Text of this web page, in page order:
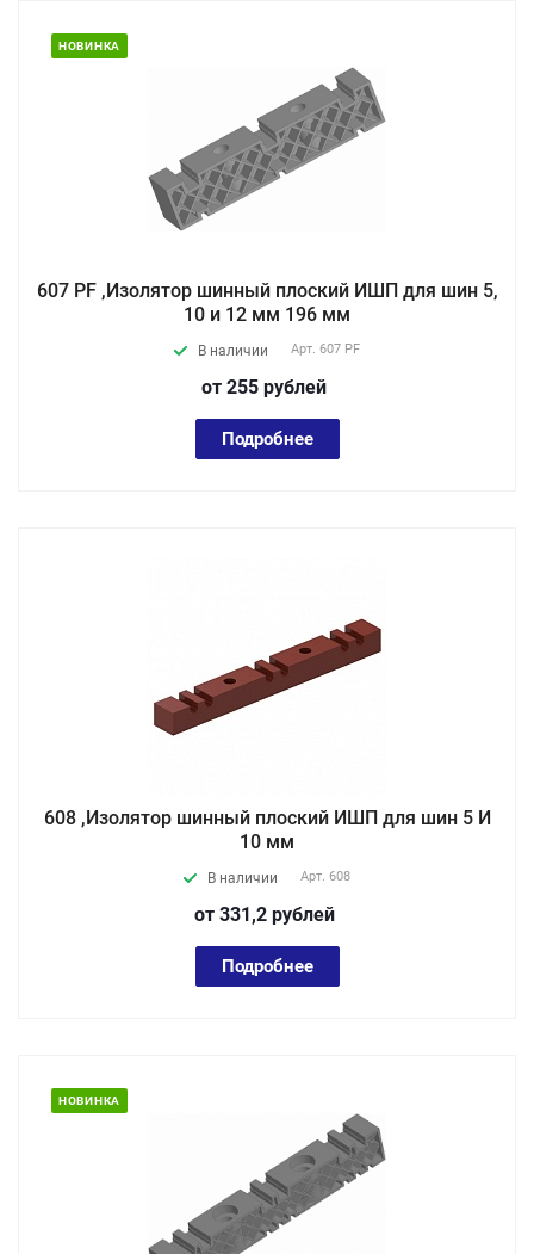
НОВИНКА
607 PF ,Изолятор шинный плоский ИШП для шин 5,
10 и 12 мм 196 мм
В наличии Арт. 607 PF
от 255 рублей
Подробнее
608 ,Изолятор шинный плоский ИШП для шин 5 И
10 мм
В наличии Арт. 608
от 331,2 рублей
Подробнее
НОВИНКА